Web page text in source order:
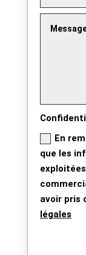
En
que les
avoir pris
légales